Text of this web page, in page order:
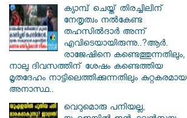
ക്യാമ്പ് ചെയ്ത് തിരച്ചിലിന്
നേതൃത്വം നല്‍കേണ്ട
തഹസില്‍ദാര്‍ അന്ന്
എവിടെയായിരുന്നു..?ആര്‍.
രാജേഷിനെ കണ്ടെത്തുന്നതിലും,
നാലു ദിവസത്തിന് ശേഷം കണ്ടെത്തിയ
മൃതദേഹം നാട്ടിലെത്തിക്കുന്നതിലും കുറ്റകരമായ
അനാസ്ഥ..
വെറുമൊരു പനിയല്ല,